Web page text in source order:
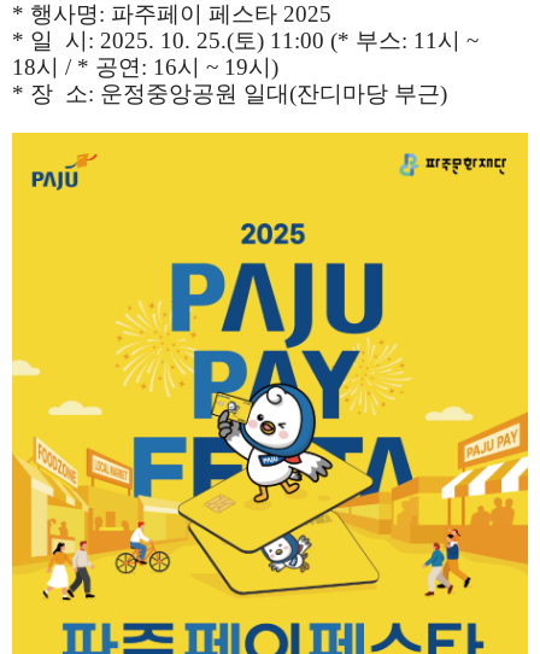
* 행사명: 파주페이 페스타 2025
* 일 시: 2025. 10. 25.(토) 11:00 (* 부스: 11시 ~
18시 / * 공연: 16시 ~ 19시)
* 장 소: 운정중앙공원 일대(잔디마당 부근)